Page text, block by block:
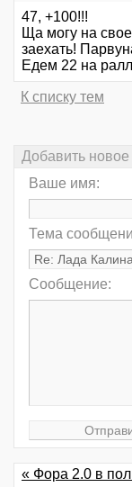
47, +100!!!
Ща могу на
заехать!
Едем 22 на
К списку тем
Добавить
Ваше имя:
Тема
Сообщение:
« Фора 2.0 в